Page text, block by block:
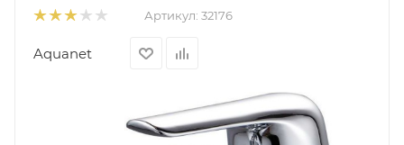
Артикул: 32176
Aquanet